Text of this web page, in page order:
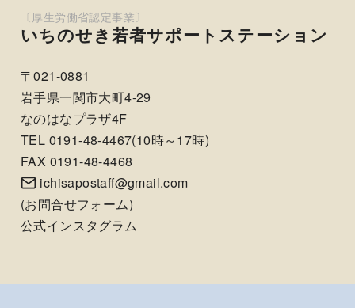
いちのせき若者サポートステーション
〒021-0881
岩手県一関市大町4-29
なのはなプラザ4F
TEL 0191-48-4467(10時～17時)
FAX 0191-48-4468
ichisapostaff@gmail.com
(お問合せフォーム)
公式インスタグラム